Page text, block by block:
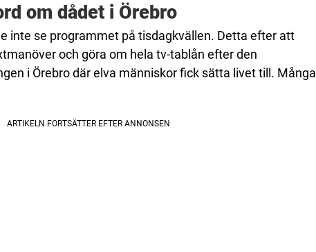
om dådet i Örebro
inte se programmet på tisdagkvällen. Detta efter att
och göra om hela tv-tablån efter den
i Örebro där elva människor fick sätta livet till. Många